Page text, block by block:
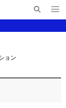
メ
ニ
ョン